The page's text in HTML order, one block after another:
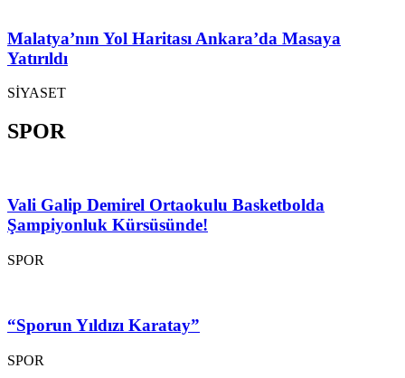
Malatya’nın Yol Haritası Ankara’da Masaya
Yatırıldı
SİYASET
SPOR
Vali Galip Demirel Ortaokulu Basketbolda
Şampiyonluk Kürsüsünde!
SPOR
“Sporun Yıldızı Karatay”
SPOR